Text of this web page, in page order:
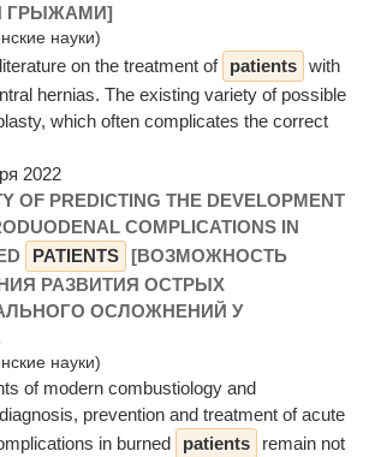
ГРЫЖАМИ]
науки)
on the treatment of patients with
hernias. The existing variety of possible
which often complicates the correct
2022
OF PREDICTING THE DEVELOPMENT
COMPLICATIONS IN
PATIENTS [ВОЗМОЖНОСТЬ
РАЗВИТИЯ ОСТРЫХ
ОСЛОЖНЕНИЙ У
науки)
of modern combustiology and
prevention and treatment of acute
in burned
patients
remain not